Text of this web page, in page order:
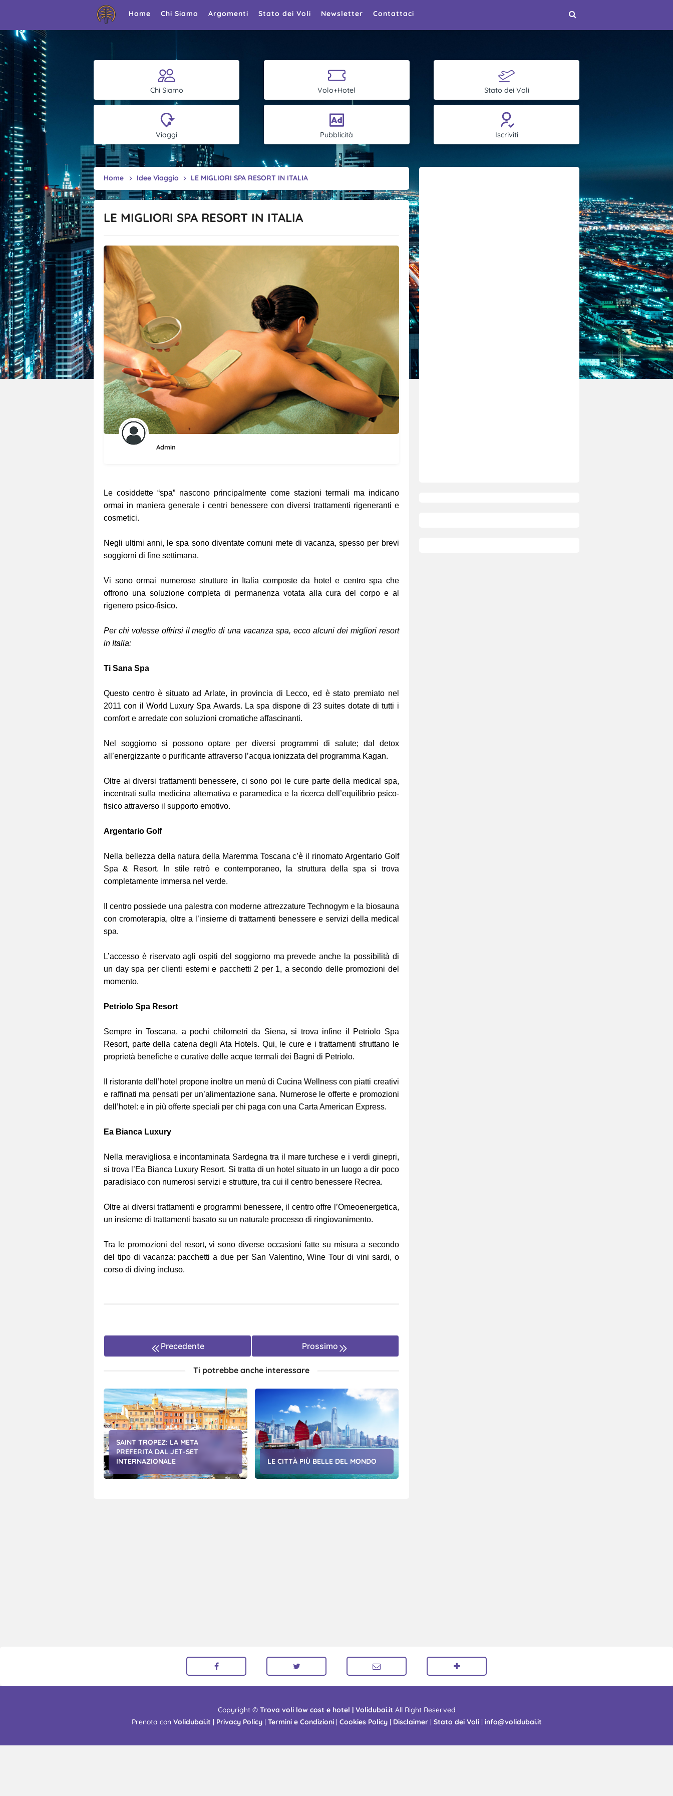
Home Chi Siamo Argomenti Stato dei Voli Newsletter Contattaci
Chi Siamo Volo+Hotel Stato dei Voli
Viaggi Pubblicità Iscriviti
Home Idee Viaggio LE MIGLIORI SPA RESORT IN ITALIA
LE MIGLIORI SPA RESORT IN ITALIA
Admin
Le cosiddette “spa” nascono principalmente come stazioni termali ma indicano
ormai in maniera generale i centri benessere con diversi trattamenti rigeneranti e
cosmetici.
Negli ultimi anni, le spa sono diventate comuni mete di vacanza, spesso per brevi
soggiorni di fine settimana.
Vi sono ormai numerose strutture in Italia composte da hotel e centro spa che
offrono una soluzione completa di permanenza votata alla cura del corpo e al
rigenero psico-fisico.
Per chi volesse offrirsi il meglio di una vacanza spa, ecco alcuni dei migliori resort
in Italia:
Ti Sana Spa
Questo centro è situato ad Arlate, in provincia di Lecco, ed è stato premiato nel
2011 con il World Luxury Spa Awards. La spa dispone di 23 suites dotate di tutti i
comfort e arredate con soluzioni cromatiche affascinanti.
Nel soggiorno si possono optare per diversi programmi di salute; dal detox
all’energizzante o purificante attraverso l’acqua ionizzata del programma Kagan.
Oltre ai diversi trattamenti benessere, ci sono poi le cure parte della medical spa,
incentrati sulla medicina alternativa e paramedica e la ricerca dell’equilibrio psico-
fisico attraverso il supporto emotivo.
Argentario Golf
Nella bellezza della natura della Maremma Toscana c’è il rinomato Argentario Golf
Spa & Resort. In stile retrò e contemporaneo, la struttura della spa si trova
completamente immersa nel verde.
Il centro possiede una palestra con moderne attrezzature Technogym e la biosauna
con cromoterapia, oltre a l’insieme di trattamenti benessere e servizi della medical
spa.
L’accesso è riservato agli ospiti del soggiorno ma prevede anche la possibilità di
un day spa per clienti esterni e pacchetti 2 per 1, a secondo delle promozioni del
momento.
Petriolo Spa Resort
Sempre in Toscana, a pochi chilometri da Siena, si trova infine il Petriolo Spa
Resort, parte della catena degli Ata Hotels. Qui, le cure e i trattamenti sfruttano le
proprietà benefiche e curative delle acque termali dei Bagni di Petriolo.
Il ristorante dell’hotel propone inoltre un menù di Cucina Wellness con piatti creativi
e raffinati ma pensati per un’alimentazione sana. Numerose le offerte e promozioni
dell’hotel: e in più offerte speciali per chi paga con una Carta American Express.
Ea Bianca Luxury
Nella meravigliosa e incontaminata Sardegna tra il mare turchese e i verdi ginepri,
si trova l’Ea Bianca Luxury Resort. Si tratta di un hotel situato in un luogo a dir poco
paradisiaco con numerosi servizi e strutture, tra cui il centro benessere Recrea.
Oltre ai diversi trattamenti e programmi benessere, il centro offre l’Omeoenergetica,
un insieme di trattamenti basato su un naturale processo di ringiovanimento.
Tra le promozioni del resort, vi sono diverse occasioni fatte su misura a secondo
del tipo di vacanza: pacchetti a due per San Valentino, Wine Tour di vini sardi, o
corso di diving incluso.
Precedente Prossimo
Ti potrebbe anche interessare
SAINT TROPEZ: LA META
PREFERITA DAL JET-SET
INTERNAZIONALE
LE CITTÀ PIÙ BELLE DEL MONDO
Copyright © Trova voli low cost e hotel | Volidubai.it All Right Reserved
Prenota con Volidubai.it | Privacy Policy| Termini e Condizioni| Cookies Policy| Disclaimer| Stato dei Voli| info@volidubai.it